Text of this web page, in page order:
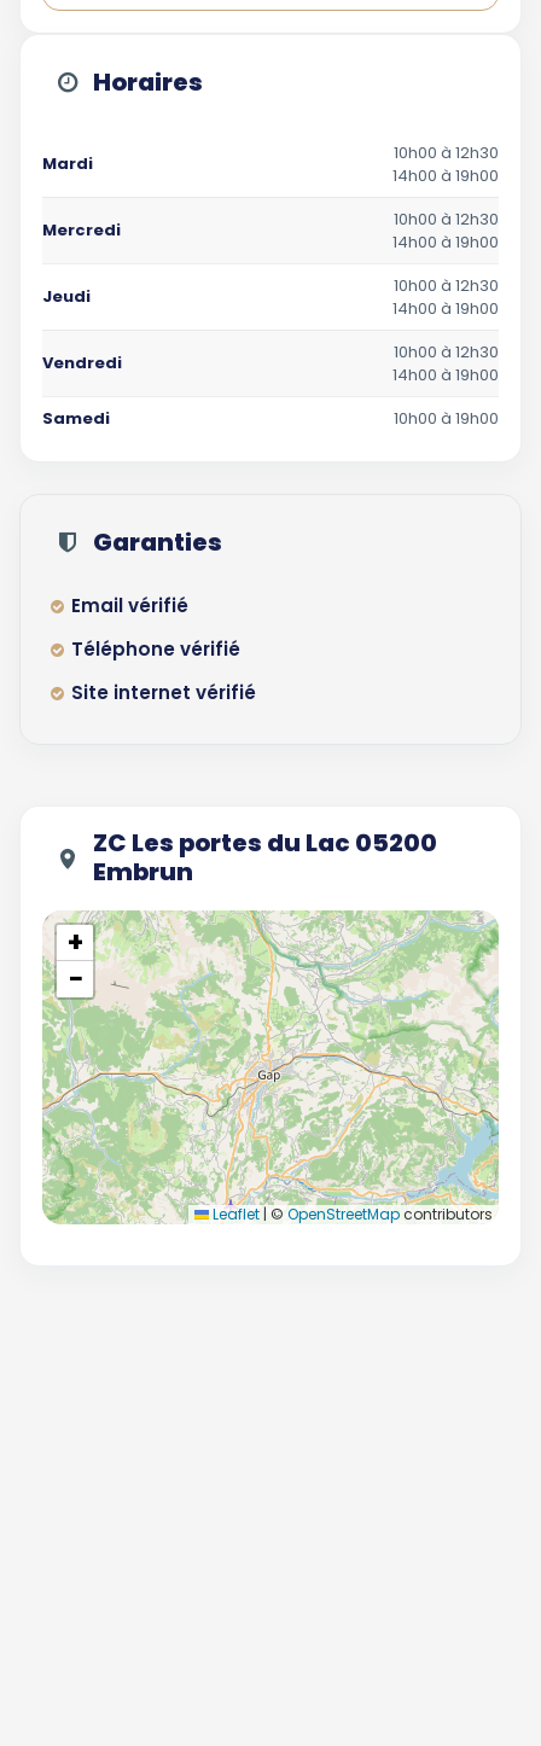
Horaires
Mardi
10h00 à 12h30
14h00 à 19h00
Mercredi
10h00 à 12h30
14h00 à 19h00
Jeudi
10h00 à 12h30
14h00 à 19h00
Vendredi
10h00 à 12h30
14h00 à 19h00
Samedi
10h00 à 19h00
Garanties
Email vérifié
Téléphone vérifié
Site internet vérifié
ZC Les portes du Lac 05200
Embrun
+
−
Leaflet | © OpenStreetMapcontributors